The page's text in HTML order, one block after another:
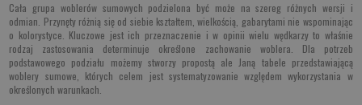
Cała grupa woblerów sumowych podzielona być może na szereg różnych wersji i
odmian. Przynęty różnią się od siebie kształtem, wielkością, gabarytami nie wspominając
o kolorystyce. Kluczowe jest ich przeznaczenie i w opinii wielu wędkarzy to właśnie
rodzaj zastosowania determinuje określone zachowanie woblera. Dla potrzeb
podstawowego podziału możemy stworzy propostą ale Janą tabele przedstawiającą
woblery sumowe, których celem jest systematyzowanie względem wykorzystania w
określonych warunkach.